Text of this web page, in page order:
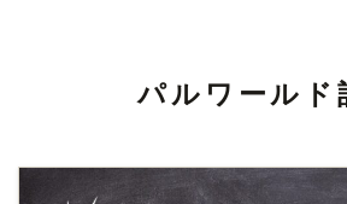
パルワールド